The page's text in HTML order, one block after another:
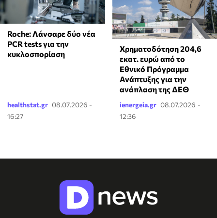
Roche: Λάνσαρε δύο νέα
PCR tests για την
κυκλοσπορίαση
healthstat.gr 08.07.2026 -
16:27
Χρηματοδότηση 204,6
εκατ. ευρώ από το
Εθνικό Πρόγραμμα
Ανάπτυξης για την
ανάπλαση της ΔΕΘ
ienergeia.gr 08.07.2026 -
12:36